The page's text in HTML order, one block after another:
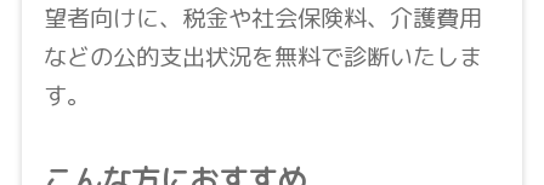
望者向けに、税金や社会保険料、介護費用
などの公的支出状況を無料で診断いたしま
す。